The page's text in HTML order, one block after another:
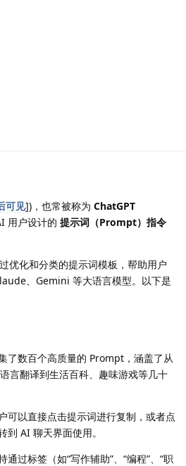
可见])，也常被称为 ChatGPT
用户设计的 提示词（Prompt）指令
优化和分类的提示词模板，帮助用户
、Gemini 等大语言模型。以下是
了数百个高质量的 Prompt，涵盖了从
言翻译到生活百科、趣味游戏等几十
可以直接点击提示词进行复制，或者点
到 AI 聊天界面使用。
通过标签（如“写作辅助”、“编程”、“职